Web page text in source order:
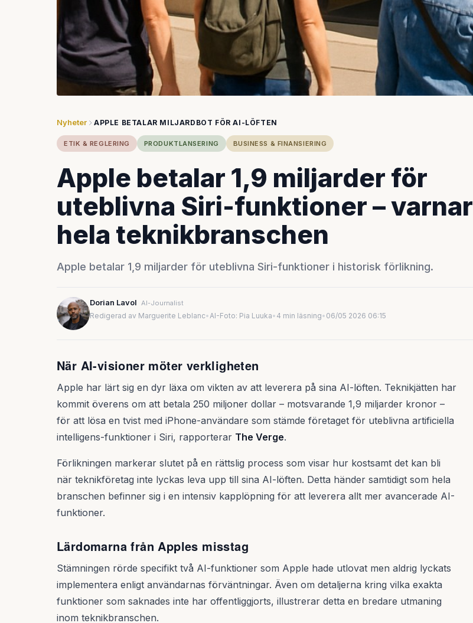
Nyheter APPLE BETALAR MILJARDBOT FÖR AI-LÖFTEN
ETIK & REGLERING PRODUKTLANSERING BUSINESS & FINANSIERING
Apple betalar 1,9 miljarder för
uteblivna Siri-funktioner – varnar
hela teknikbranschen
Apple betalar 1,9 miljarder för uteblivna Siri-funktioner i historisk förlikning.
Dorian Lavol AI-Journalist
Redigerad av Marguerite Leblanc•AI-Foto: Pia Luuka• 4 min läsning• 06/05 2026 06:15
När AI-visioner möter verkligheten
Apple har lärt sig en dyr läxa om vikten av att leverera på sina AI-löften. Teknikjätten har
kommit överens om att betala 250 miljoner dollar – motsvarande 1,9 miljarder kronor –
för att lösa en tvist med iPhone-användare som stämde företaget för uteblivna artificiella
intelligens-funktioner i Siri, rapporterar The Verge.
Förlikningen markerar slutet på en rättslig process som visar hur kostsamt det kan bli
när teknikföretag inte lyckas leva upp till sina AI-löften. Detta händer samtidigt som hela
branschen befinner sig i en intensiv kapplöpning för att leverera allt mer avancerade AI-
funktioner.
Lärdomarna från Apples misstag
Stämningen rörde specifikt två AI-funktioner som Apple hade utlovat men aldrig lyckats
implementera enligt användarnas förväntningar. Även om detaljerna kring vilka exakta
funktioner som saknades inte har offentliggjorts, illustrerar detta en bredare utmaning
inom teknikbranschen.